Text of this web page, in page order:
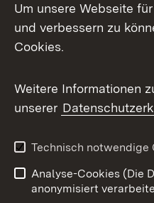
Mastodon
Messenger
Social Wall
X / Twitter
Youtube
Um unsere Webseite
und verbessern zu
Cookies.
Weitere Informationen
unserer
Technisch notwendige
Analyse-Cookies (Die
anonymisiert